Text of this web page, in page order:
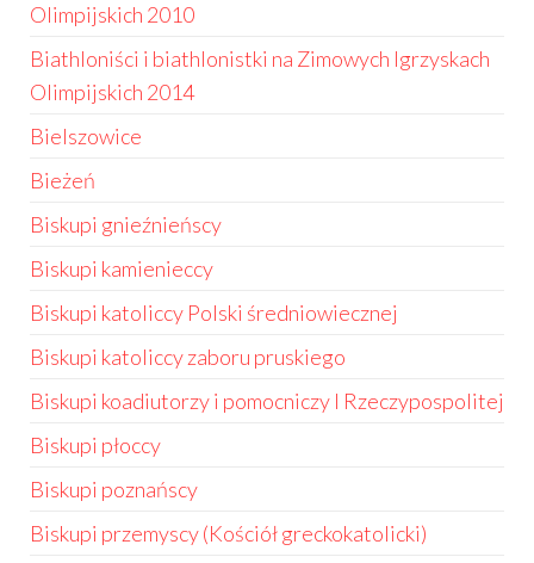
Olimpijskich 2010
Biathloniści i biathlonistki na Zimowych Igrzyskach
Olimpijskich 2014
Bielszowice
Bieżeń
Biskupi gnieźnieńscy
Biskupi kamienieccy
Biskupi katoliccy Polski średniowiecznej
Biskupi katoliccy zaboru pruskiego
Biskupi koadiutorzy i pomocniczy I Rzeczypospolitej
Biskupi płoccy
Biskupi poznańscy
Biskupi przemyscy (Kościół greckokatolicki)